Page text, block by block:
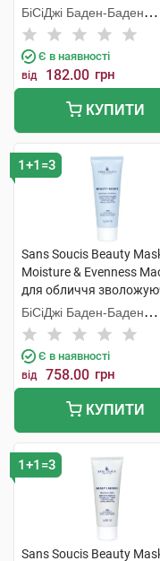
БіСіДжі Баден-Баден
Косметікс Груп Гмбх
Є в наявності
від 182.00 грн
КУПИТИ
1+1=3
Sans Soucis Beauty
Moisture & Evenness
для обличчя
мл 1 туба
БіСіДжі Баден-Баден
Косметікс Груп Гмбх
Є в наявності
від 758.00 грн
КУПИТИ
1+1=3
Sans Soucis Beauty